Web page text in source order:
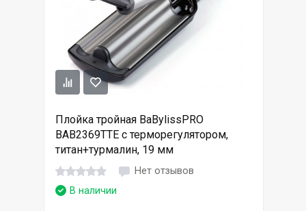
Плойка тройная BaBylissPRO
BAB2369TTE с терморегулятором,
титан+турмалин, 19 мм
Нет отзывов
В наличии